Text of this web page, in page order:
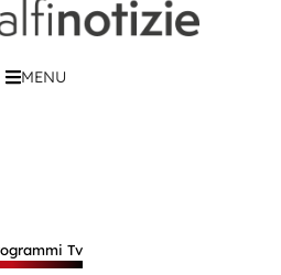
MENU
Tv